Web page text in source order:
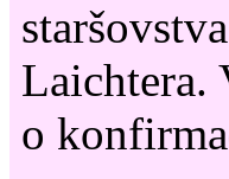
Laichtera.
o